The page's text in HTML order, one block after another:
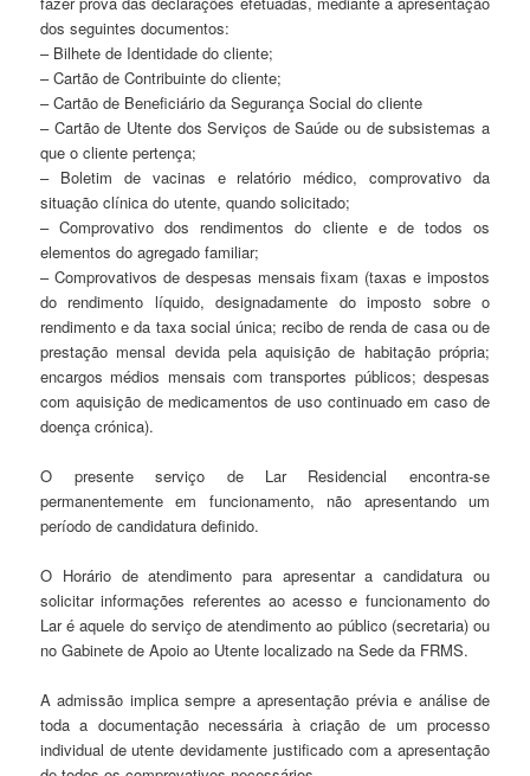
dos seguintes documentos:
– Bilhete de Identidade do cliente;
– Cartão de Contribuinte do cliente;
– Cartão de Beneficiário da Segurança Social do cliente
– Cartão de Utente dos Serviços de Saúde ou de subsistemas a
que o cliente pertença;
– Boletim de vacinas e relatório médico, comprovativo da
situação clínica do utente, quando solicitado;
– Comprovativo dos rendimentos do cliente e de todos os
elementos do agregado familiar;
– Comprovativos de despesas mensais fixam (taxas e impostos
do rendimento líquido, designadamente do imposto sobre o
rendimento e da taxa social única; recibo de renda de casa ou de
prestação mensal devida pela aquisição de habitação própria;
encargos médios mensais com transportes públicos; despesas
com aquisição de medicamentos de uso continuado em caso de
doença crónica).
O presente serviço de Lar Residencial encontra-se
permanentemente em funcionamento, não apresentando um
período de candidatura definido.
O Horário de atendimento para apresentar a candidatura ou
solicitar informações referentes ao acesso e funcionamento do
Lar é aquele do serviço de atendimento ao público (secretaria) ou
no Gabinete de Apoio ao Utente localizado na Sede da FRMS.
A admissão implica sempre a apresentação prévia e análise de
toda a documentação necessária à criação de um processo
individual de utente devidamente justificado com a apresentação